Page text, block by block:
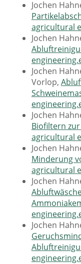
Jochen
agricultural
Jochen
Jochen
Vorlop,
Jochen
Biofiltern
agricultural
Jochen
Minderung
agricultural
Jochen
Jochen